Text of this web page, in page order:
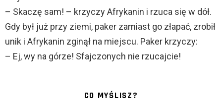
– Skaczę sam! – krzyczy Afrykanin i rzuca się w dół.
Gdy był już przy ziemi, paker zamiast go złapać, zrobił
unik i Afrykanin zginął na miejscu. Paker krzyczy:
– Ej, wy na górze! Sfajczonych nie rzucajcie!
CO MYŚLISZ?